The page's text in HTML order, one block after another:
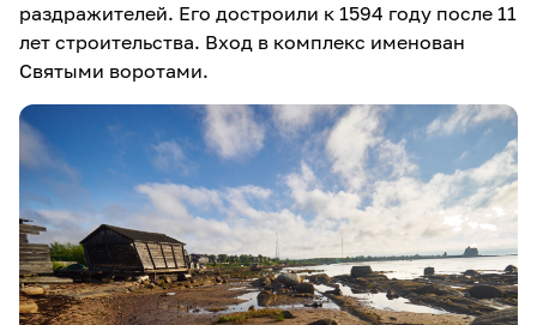
раздражителей. Его достроили к 1594 году после 11
лет строительства. Вход в комплекс именован
Святыми воротами.